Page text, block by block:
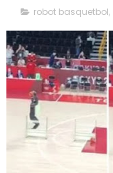
robot basquetbol,